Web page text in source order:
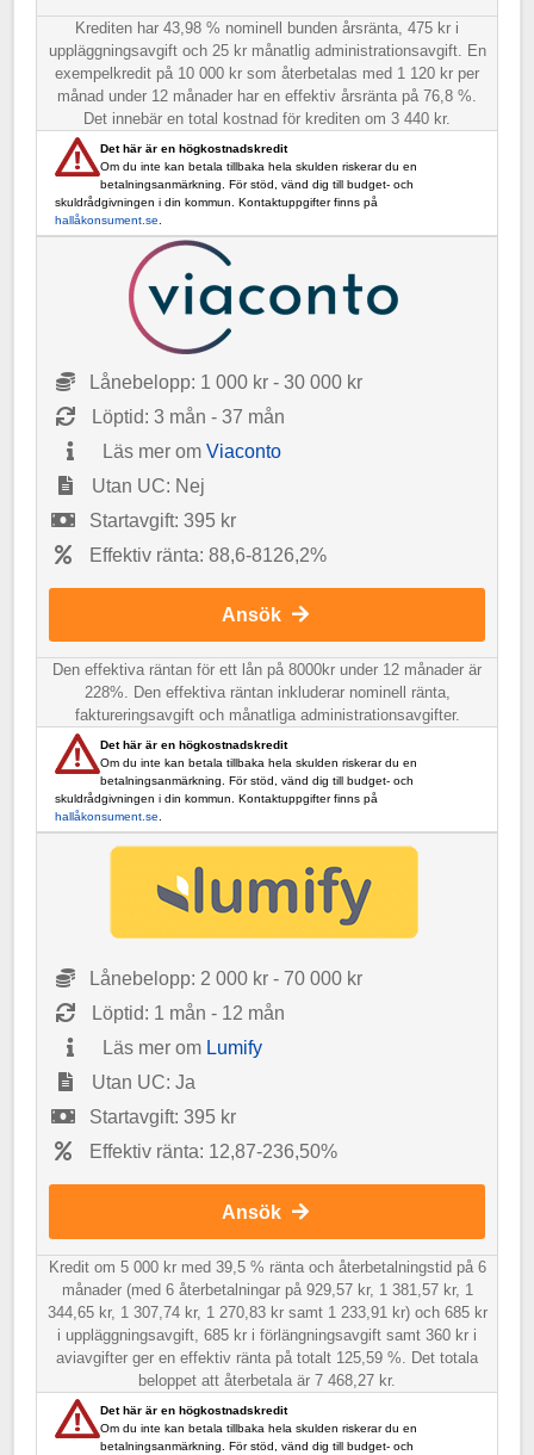
Krediten har 43,98 % nominell bunden årsränta, 475 kr i
uppläggningsavgift och 25 kr månatlig administrationsavgift. En
exempelkredit på 10 000 kr som återbetalas med 1 120 kr per
månad under 12 månader har en effektiv årsränta på 76,8 %.
Det innebär en total kostnad för krediten om 3 440 kr.
Det här är en högkostnadskredit
Om du inte kan betala tillbaka hela skulden riskerar du en
betalningsanmärkning. För stöd, vänd dig till budget- och
skuldrådgivningen i din kommun. Kontaktuppgifter finns på
hallåkonsument.se
Lånebelopp: 1 000 kr - 30 000 kr
Löptid: 3 mån - 37 mån
Läs mer om Viaconto
Utan UC: Nej
Startavgift: 395 kr
Effektiv ränta: 88,6-8126,2%
Ansök
Den effektiva räntan för ett lån på 8000kr under 12 månader är
228%. Den effektiva räntan inkluderar nominell ränta,
faktureringsavgift och månatliga administrationsavgifter.
Det här är en högkostnadskredit
Om du inte kan betala tillbaka hela skulden riskerar du en
betalningsanmärkning. För stöd, vänd dig till budget- och
skuldrådgivningen i din kommun. Kontaktuppgifter finns på
hallåkonsument.se.
Lånebelopp: 2 000 kr - 70 000 kr
Löptid: 1 mån - 12 mån
Läs mer om Lumify
Utan UC: Ja
Startavgift: 395 kr
Effektiv ränta: 12,87-236,50%
Ansök
Kredit om 5 000 kr med 39,5 % ränta och återbetalningstid på 6
månader (med 6 återbetalningar på 929,57 kr, 1 381,57 kr, 1
344,65 kr, 1 307,74 kr, 1 270,83 kr samt 1 233,91 kr) och 685 kr
i uppläggningsavgift, 685 kr i förlängningsavgift samt 360 kr i
aviavgifter ger en effektiv ränta på totalt 125,59 %. Det totala
beloppet att återbetala är 7 468,27 kr.
Det här är en högkostnadskredit
Om du inte kan betala tillbaka hela skulden riskerar du en
betalningsanmärkning. För stöd, vänd dig till budget- och